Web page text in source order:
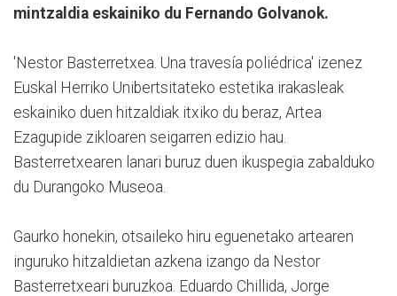
mintzaldia eskainiko du Fernando Golvanok.
'Nestor Basterretxea. Una travesía poliédrica' izenez
Euskal Herriko Unibertsitateko estetika irakasleak
eskainiko duen hitzaldiak itxiko du beraz, Artea
Ezagupide zikloaren seigarren edizio hau.
Basterretxearen lanari buruz duen ikuspegia zabalduko
du Durangoko Museoa.
Gaurko honekin, otsaileko hiru eguenetako artearen
inguruko hitzaldietan azkena izango da Nestor
Basterretxeari buruzkoa. Eduardo Chillida, Jorge